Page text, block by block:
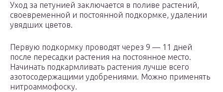
Уход за петунией заключается в поливе растений,
своевременной и постоянной подкормке, удалении
увядших цветов.
Первую подкормку проводят через 9 — 11 дней
после пересадки растения на постоянное место.
Начинать подкармливать растения лучше всего
азотосодержащими удобрениями. Можно применять
нитроаммофоску.